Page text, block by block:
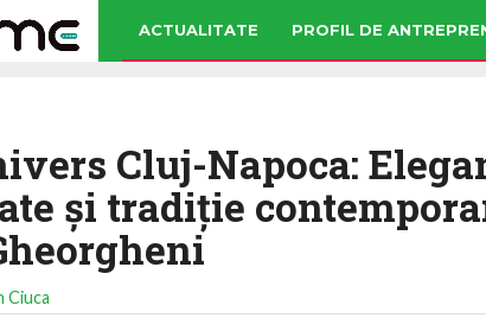
ACTUALITATE PROFIL DE
Cluj-Napoca:
și tradiție
Ciuca